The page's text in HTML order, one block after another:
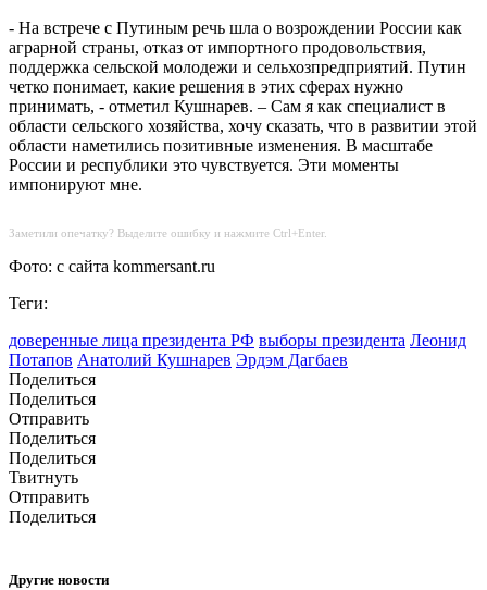
- На встрече с Путиным речь шла о возрождении России как
аграрной страны, отказ от импортного продовольствия,
поддержка сельской молодежи и сельхозпредприятий. Путин
четко понимает, какие решения в этих сферах нужно
принимать, - отметил Кушнарев. – Сам я как специалист в
области сельского хозяйства, хочу сказать, что в развитии этой
области наметились позитивные изменения. В масштабе
России и республики это чувствуется. Эти моменты
импонируют мне.
Заметили опечатку? Выделите ошибку и нажмите Ctrl+Enter.
Фото: с сайта kommersant.ru
Теги:
доверенные лица президента РФ выборы президента Леонид
Потапов Анатолий Кушнарев Эрдэм Дагбаев
Поделиться
Поделиться
Отправить
Поделиться
Поделиться
Твитнуть
Отправить
Поделиться
Другие новости